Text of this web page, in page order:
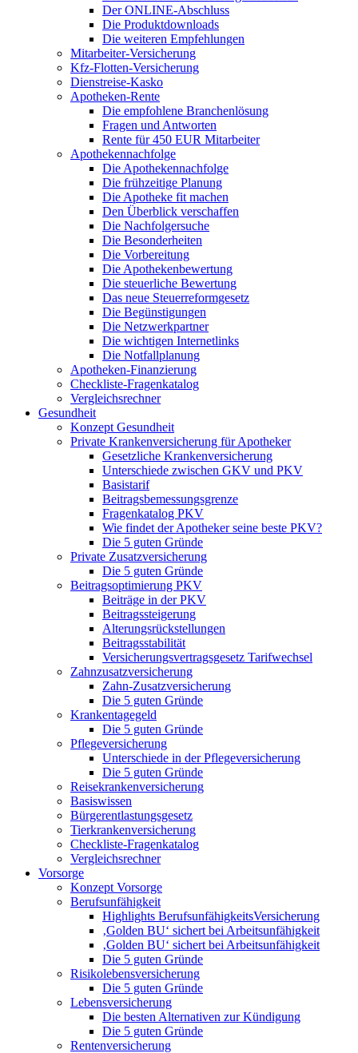
Der ONLINE-Abschluss
Die Produktdownloads
Die weiteren Empfehlungen
Mitarbeiter-Versicherung
Kfz-Flotten-Versicherung
Dienstreise-Kasko
Apotheken-Rente
Die empfohlene Branchenlösung
Fragen und Antworten
Rente für 450 EUR Mitarbeiter
Apothekennachfolge
Die Apothekennachfolge
Die frühzeitige Planung
Die Apotheke fit machen
Den Überblick verschaffen
Die Nachfolgersuche
Die Besonderheiten
Die Vorbereitung
Die Apothekenbewertung
Die steuerliche Bewertung
Das neue Steuerreformgesetz
Die Begünstigungen
Die Netzwerkpartner
Die wichtigen Internetlinks
Die Notfallplanung
Apotheken-Finanzierung
Checkliste-Fragenkatalog
Vergleichsrechner
Gesundheit
Konzept Gesundheit
Private Krankenversicherung für Apotheker
Gesetzliche Krankenversicherung
Unterschiede zwischen GKV und PKV
Basistarif
Beitragsbemessungsgrenze
Fragenkatalog PKV
Wie findet der Apotheker seine beste PKV?
Die 5 guten Gründe
Private Zusatzversicherung
Die 5 guten Gründe
Beitragsoptimierung PKV
Beiträge in der PKV
Beitragssteigerung
Alterungsrückstellungen
Beitragsstabilität
Versicherungsvertragsgesetz Tarifwechsel
Zahnzusatzversicherung
Zahn-Zusatzversicherung
Die 5 guten Gründe
Krankentagegeld
Die 5 guten Gründe
Pflegeversicherung
Unterschiede in der Pflegeversicherung
Die 5 guten Gründe
Reisekrankenversicherung
Basiswissen
Bürgerentlastungsgesetz
Tierkrankenversicherung
Checkliste-Fragenkatalog
Vergleichsrechner
Vorsorge
Konzept Vorsorge
Berufsunfähigkeit
Highlights BerufsunfähigkeitsVersicherung
‚Golden BU‘ sichert bei Arbeitsunfähigkeit
‚Golden BU‘ sichert bei Arbeitsunfähigkeit
Die 5 guten Gründe
Risikolebensversicherung
Die 5 guten Gründe
Lebensversicherung
Die besten Alternativen zur Kündigung
Die 5 guten Gründe
Rentenversicherung